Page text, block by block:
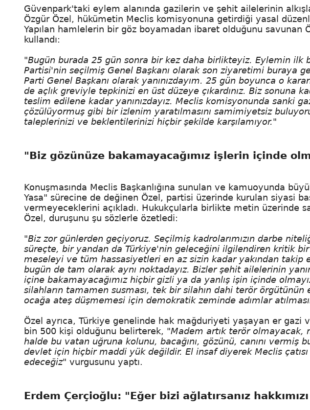
Güvenpark'taki eylem alanında gazilerin ve şehit ailelerinin
Özgür Özel, hükümetin Meclis komisyonuna getirdiği yasal
Yapılan hamlelerin bir göz boyamadan ibaret olduğunu savunan
kullandı:
"Bugün burada 25 gün sonra bir kez daha birlikteyiz. Eylemin ilk
Partisi'nin seçilmiş Genel Başkanı olarak son ziyaretimi buraya
Parti Genel Başkanı olarak yanınızdayım. 25 gün boyunca o
de açlık greviyle tepkinizi en üst düzeye çıkardınız. Biz sonuna
teslim edilene kadar yanınızdayız. Meclis komisyonunda sanki
çözülüyormuş gibi bir izlenim yaratılmasını samimiyetsiz
taleplerinizi ve beklentilerinizi hiçbir şekilde karşılamıyor."
"Biz gözünüze bakamayacağımız işlerin içinde
Konuşmasında Meclis Başkanlığına sunulan ve kamuoyunda
Yasa" sürecine de değinen Özel, partisi üzerinde kurulan siyasi
vermeyeceklerini açıkladı. Hukukçularla birlikte metin üzerinde
Özel, duruşunu şu sözlerle özetledi:
"Biz zor günlerden geçiyoruz. Seçilmiş kadrolarımızın darbe
süreçte, bir yandan da Türkiye'nin geleceğini ilgilendiren kritik
meseleyi ve tüm hassasiyetleri en az sizin kadar yakından takip
bugün de tam olarak aynı noktadayız. Bizler şehit ailelerinin
içine bakamayacağımız hiçbir gizli ya da yanlış işin içinde
silahların tamamen susması, tek bir silahın dahi terör
ocağa ateş düşmemesi için demokratik zeminde adımlar
Özel ayrıca, Türkiye genelinde hak mağduriyeti yaşayan er gazi ve
bin 500 kişi olduğunu belirterek, "Madem artık terör olmayacak,
halde bu vatan uğruna kolunu, bacağını, gözünü, canını vermiş
devlet için hiçbir maddi yük değildir. El insaf diyerek Meclis
edeceğiz" vurgusunu yaptı.
Erdem Çerçioğlu: "Eğer bizi ağlatırsanız